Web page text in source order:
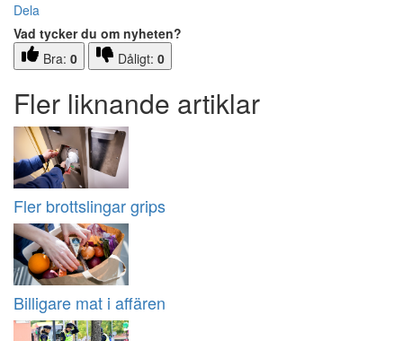
Dela
Vad tycker du om nyheten?
Bra: 0 Dåligt: 0
Fler liknande artiklar
Fler brottslingar grips
Billigare mat i affären